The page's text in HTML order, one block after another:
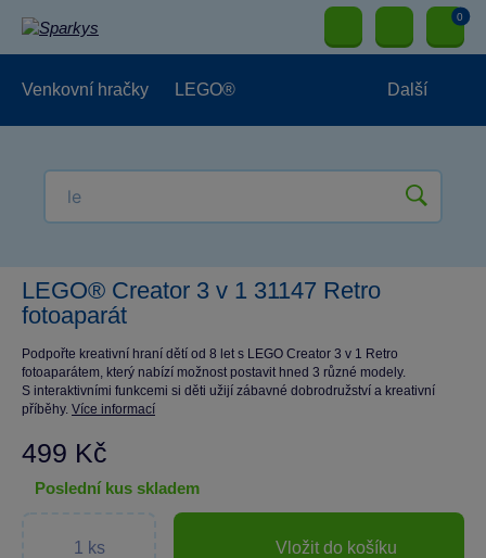
0
Venkovní hračky LEGO® Další
LEGO® Creator 3 v 1 31147 Retro
fotoaparát
Podpořte kreativní hraní dětí od 8 let s LEGO Creator 3 v 1 Retro
fotoaparátem, který nabízí možnost postavit hned 3 různé modely.
S interaktivními funkcemi si děti užijí zábavné dobrodružství a kreativní
příběhy. Více informací
499 Kč
poslední kus skladem
Vložit do košíku